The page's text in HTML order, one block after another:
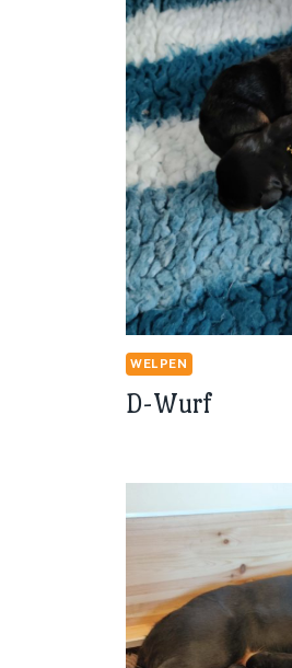
WELPEN
D-Wurf